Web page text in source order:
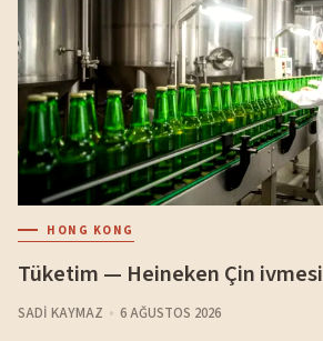
HONG KONG
Tüketim — Heineken Çin ivmesi
SADI KAYMAZ 6 AĞUSTOS 2026